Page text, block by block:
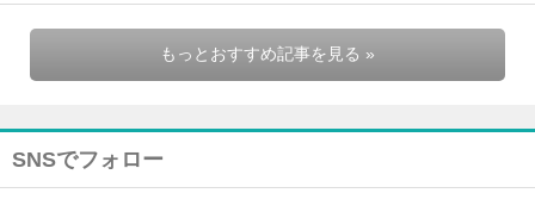
もっとおすすめ記事を見る »
SNSでフォロー